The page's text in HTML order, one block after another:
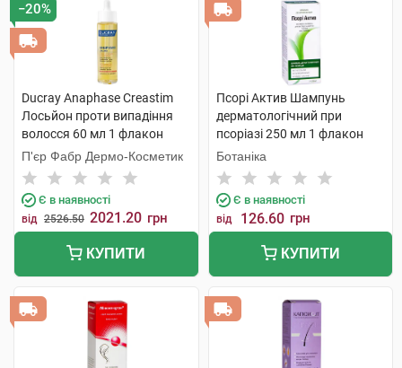
−20%
Ducray Anaphase Creastim
Лосьйон проти випадіння
волосся 60 мл 1 флакон
П'єр Фабр Дермо-Косметик
Є в наявності
від 2526.50 2021.20 грн
КУПИТИ
Псорі Актив Шампунь
дерматологічний при
псоріазі 250 мл 1 флакон
Ботаніка
Є в наявності
від 126.60 грн
КУПИТИ